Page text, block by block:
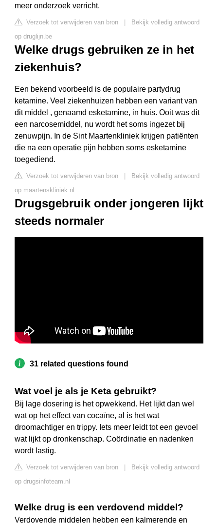
meer onderzoek verricht.
Verzoek tot verwijderen van bron
Bekijk volledig antwoord
op druglijn.be
Welke drugs gebruiken ze in het
ziekenhuis?
Een bekend voorbeeld is de populaire partydrug
ketamine. Veel ziekenhuizen hebben een variant van
dit middel , genaamd esketamine, in huis. Ooit was dit
een narcosemiddel, nu wordt het soms ingezet bij
zenuwpijn. In de Sint Maartenkliniek krijgen patiënten
die na een operatie pijn hebben soms esketamine
toegediend.
Verzoek tot verwijderen van bron
Bekijk volledig antwoord
op maartenskliniek.nl
Drugsgebruik onder jongeren lijkt
steeds normaler
31 related questions found
Wat voel je als je Keta gebruikt?
Bij lage dosering is het opwekkend. Het lijkt dan wel
wat op het effect van cocaïne, al is het wat
droomachtiger en trippy. Iets meer leidt tot een gevoel
wat lijkt op dronkenschap. Coördinatie en nadenken
wordt lastig.
Verzoek tot verwijderen van bron
Bekijk volledig antwoord
op drugsinfoteam.nl
Welke drug is een verdovend middel?
Verdovende middelen hebben een kalmerende en